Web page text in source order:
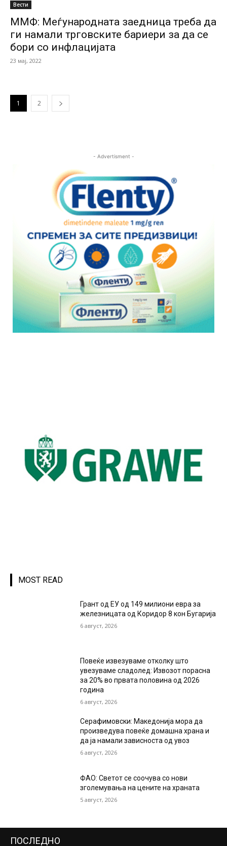
Вести
ММФ: Меѓународната заедница треба да
ги намали трговските бариери за да се
бори со инфлацијата
23 мај, 2022
1 2
- Advertisment -
MOST READ
Грант од ЕУ од 149 милиони евра за
железницата од Коридор 8 кон Бугарија
6 август, 2026
Повеќе извезуваме отколку што
увезуваме сладолед: Извозот порасна
за 20% во првата половина од 2026
година
6 август, 2026
Серафимовски: Македонија мора да
произведува повеќе домашна храна и
да ја намали зависноста од увоз
6 август, 2026
ФАО: Светот се соочува со нови
зголемувања на цените на храната
5 август, 2026
ПОСЛЕДНО